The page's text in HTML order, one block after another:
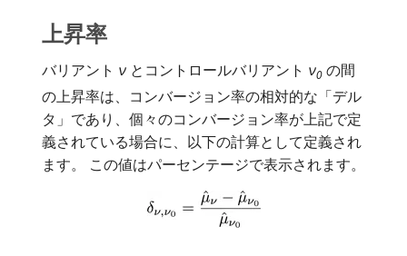
上昇率
バリアント ν とコントロールバリアント ν0 の間
の上昇率は、コンバージョン率の相対的な「デル
タ」であり、個々のコンバージョン率が上記で定
義されている場合に、以下の計算として定義され
ます。 この値はパーセンテージで表示されます。